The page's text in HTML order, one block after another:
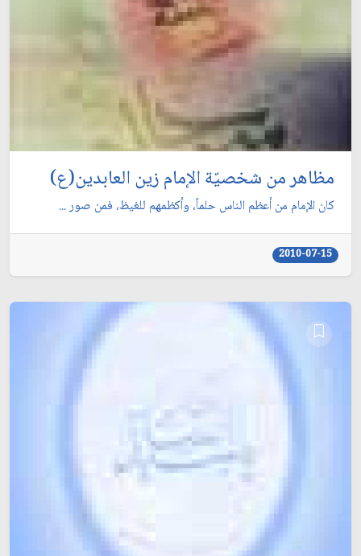
مظاهر من شخصيّة الإمام زين العابدين(ع)
كان الإمام من أعظم الناس حلماً، وأكظمهم للغيظ، فمن صور ...
2010-07-15